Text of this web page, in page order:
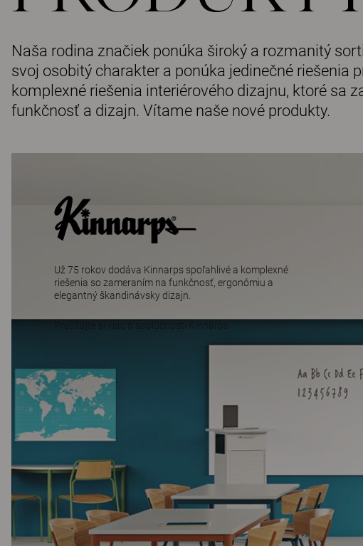
Naša rodina značiek ponúka široký a rozmanitý
svoj osobitý charakter a ponúka jedinečné riešenia
komplexné riešenia interiérového dizajnu, ktoré sa
funkčnosť a dizajn. Vítame naše nové produkty.
Už 75 rokov dodáva Kinnarps spoľahlivé a komplexné
riešenia so zameraním na funkčnosť, ergonómiu a
elegantný škandinávsky dizajn.
Prečítajte si viac o spoločnosti Kinnarps